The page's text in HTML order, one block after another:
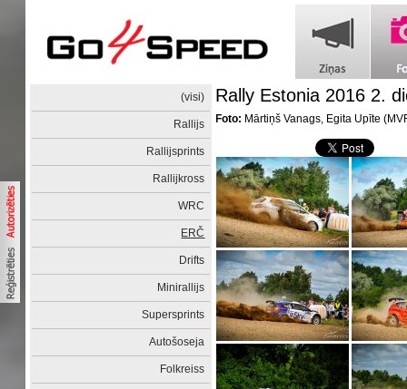
(visi)
Rallijs
Rallijsprints
Rallijkross
WRC
ERČ
Drifts
Minirallijs
Supersprints
Autošoseja
Folkreiss
Rally Estonia 2016 2.
Foto: Mārtiņš Vanags, Egita Upīte